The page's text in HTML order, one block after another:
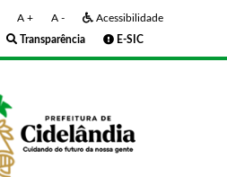
A + A -
Acessibilidade
Transparência E-SIC